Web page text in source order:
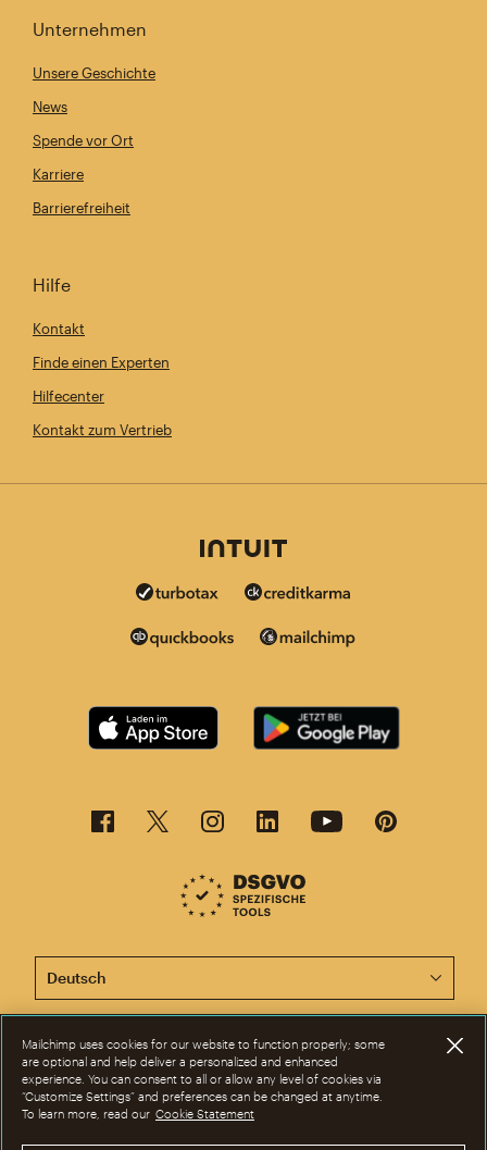
Unternehmen
Unsere Geschichte
News
Spende vor Ort
Karriere
Barrierefreiheit
Hilfe
Kontakt
Finde einen Experten
Hilfecenter
Kontakt zum Vertrieb
Diese Seite ist jetzt auch in anderen Sprachen
©2001-2026 Alle Rechte vorbehalten. Mailchimp® ist eine eingetragene
Marke der Rocket Science Group. Apple und das Apple-Logo sind Marken
von Apple Inc. Mac App Store ist eine Dienstleistungsmarke von Apple
Inc. Google Play und das Google-Play-Logo sind Marken von Google Inc.
Mailchimp uses cookies for our website to function properly; some
are optional and help deliver a personalized and enhanced
experience. You can consent to all or allow any level of cookies via
“Customize Settings” and preferences can be changed at anytime.
To learn more, read our Cookie Statement